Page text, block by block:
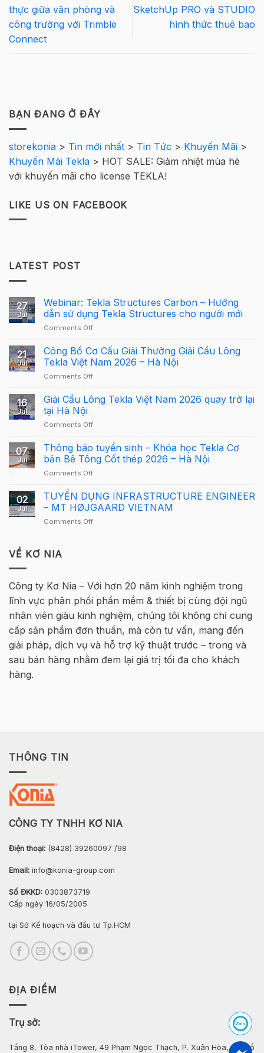
thực giữa văn phòng và
công trường với Trimble
Connect
SketchUp PRO và STUDIO
hình thức thuê bao
BẠN ĐANG Ở ĐÂY
storekonia > Tin mới nhất > Tin Tức > Khuyến Mãi >
Khuyến Mãi Tekla > HOT SALE: Giảm nhiệt mùa hè
với khuyến mãi cho license TEKLA!
LIKE US ON FACEBOOK
LATEST POST
27
Jul
Webinar: Tekla Structures Carbon – Hướng
dẫn sử dụng Tekla Structures cho người mới
Comments Offon
Tekla
Structures
Carbon
–
dẫn
cho
người
21
Jul
Công Bố Cơ Cấu Giải Thưởng Giải Cầu Lông
Tekla Việt Nam 2026 – Hà Nội
Comments Offon
Bố
Cơ
Giải
Giải
Cầu
Lông
Nam
2026
16
Jul
Giải Cầu Lông Tekla Việt Nam 2026 quay trở lại
tại Hà Nội
Comments Offon
Cầu
Lông
Tekla
Việt
2026
quay
07
Jul
Thông báo tuyển sinh – Khóa học Tekla Cơ
bản Bê Tông Cốt thép 2026 – Hà Nội
Comments Offon
báo
tuyển
sinh
–
Bê
Tông
Cốt
thép
2026
Hà
02
Jul
TUYỂN DỤNG INFRASTRUCTURE ENGINEER
– MT HØJGAARD VIETNAM
Comments Offon
MT
HØJGAARD
VIETNAM
VỀ KƠ NIA
Công ty Kơ Nia – Với hơn 20 năm kinh nghiệm trong
lĩnh vực phân phối phần mềm & thiết bị cùng đội ngũ
nhân viên giàu kinh nghiệm, chúng tôi không chỉ cung
cấp sản phẩm đơn thuần, mà còn tư vấn, mang đến
giải pháp, dịch vụ và hỗ trợ kỹ thuật trước – trong và
sau bán hàng nhằm đem lại giá trị tối đa cho khách
hàng.
THÔNG TIN
CÔNG TY TNHH KƠ NIA
Điện thoại: (8428) 39260097 /98
Email: info@konia-group.com
Số ĐKKD: 0303873719
Cấp ngày 16/05/2005
tại Sở Kế hoạch và đầu tư Tp.HCM
ĐỊA ĐIỂM
Trụ sở:
Tầng 8, Tòa nhà iTower, 49 Phạm Ngọc Thạch, P. Xuân Hòa, Tp. Hồ